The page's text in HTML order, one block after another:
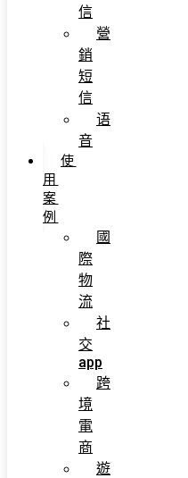
信
營
銷
短
信
语
音
使
用
案
例
國
際
物
流
社
交
app
跨
境
電
商
遊